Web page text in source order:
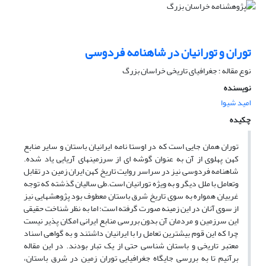
توران و تورانیان در شاهنامه فردوسی
نوع مقاله : جغرافیای تاریخی خراسان بزرگ
نویسنده
امید شیوا
چکیده
توران همان جایی است که در اوستا نامه ایرانیان باستان و سایر منابع
کهن پهلوی از آن به عنوان گوشه ای از سرزمینهای آریایی یاد شده.
شاهنامه فردوسی نیز در سراسر روایت تاریخ کهن ایران زمین در تقابل
وتعامل با ملل دیگر و به ویژه تورانیان است.طی سالیان گذشته که توجه
غربیان همواره به سوی تاریخ شرق باستان معطوف بود پژوهشهایی نیز
از سوی آنان در این زمینه صورت گرفته است؛‌ اما به نظر شناخت حقیقی
این سرزمین و مردمان آن بدون بررسی منابع ایرانی امکان پذیر نیست
چرا که این قوم بیشترین تعامل را با ایرانیان داشتند و به گواهی اسناد
معتبر تاریخی و باستان شناسی حتی از یک تبار بودند. در این مقاله
برآنیم تا به بررسی جایگاه جغرافیایی توران زمین در شرق باستان،